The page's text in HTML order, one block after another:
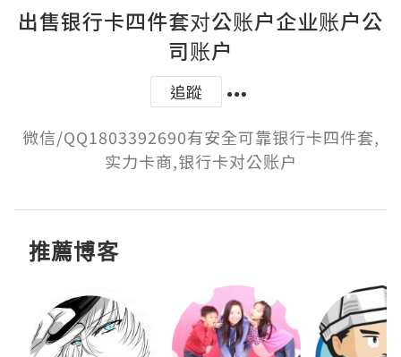
出售银行卡四件套对公账户企业账户公
司账户
追蹤
微信/QQ1803392690有安全可靠银行卡四件套,
实力卡商,银行卡对公账户
推薦博客